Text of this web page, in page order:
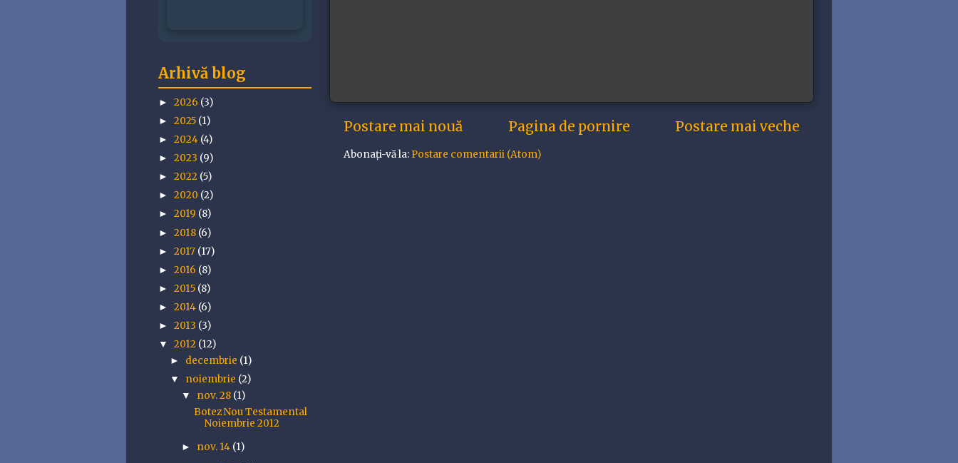
Postare mai nouă Postare mai veche
Pagina de pornire
Abonați-vă la: Postare comentarii (Atom)
Arhivă blog
► 2026 (3)
► 2025 (1)
► 2024 (4)
► 2023 (9)
► 2022 (5)
► 2020 (2)
► 2019 (8)
► 2018 (6)
► 2017 (17)
► 2016 (8)
► 2015 (8)
► 2014 (6)
► 2013 (3)
▼ 2012 (12)
► decembrie (1)
▼ noiembrie (2)
▼ nov. 28 (1)
Botez Nou Testamental
Noiembrie 2012
► nov. 14 (1)